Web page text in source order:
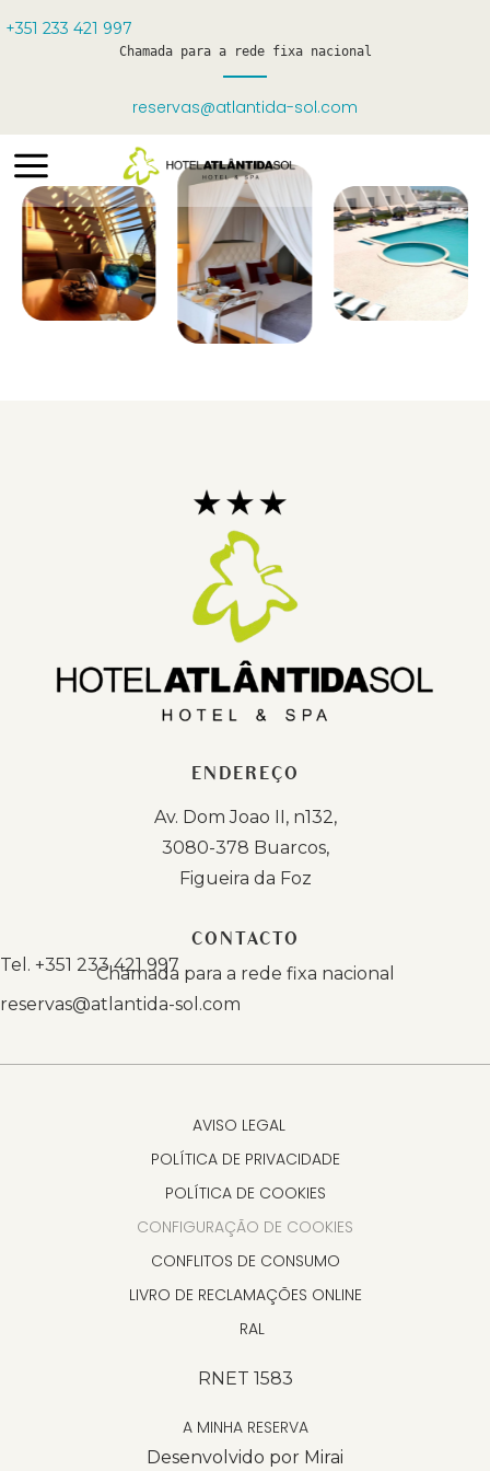
+351 233 421 997
Chamada para a rede fixa nacional
reservas@atlantida-sol.com
GALERIA
Um olhar sobre o nosso hotel
ENDEREÇO
Av. Dom Joao II, n132,
3080-378 Buarcos,
Figueira da Foz
CONTACTO
Tel. +351 233 421 997
Chamada para a rede fixa nacional
reservas@atlantida-sol.com
AVISO LEGAL
POLÍTICA DE PRIVACIDADE
POLÍTICA DE COOKIES
CONFIGURAÇÃO DE COOKIES
CONFLITOS DE CONSUMO
LIVRO DE RECLAMAÇÕES ONLINE
RAL
RNET 1583
A MINHA RESERVA
Desenvolvido por Mirai